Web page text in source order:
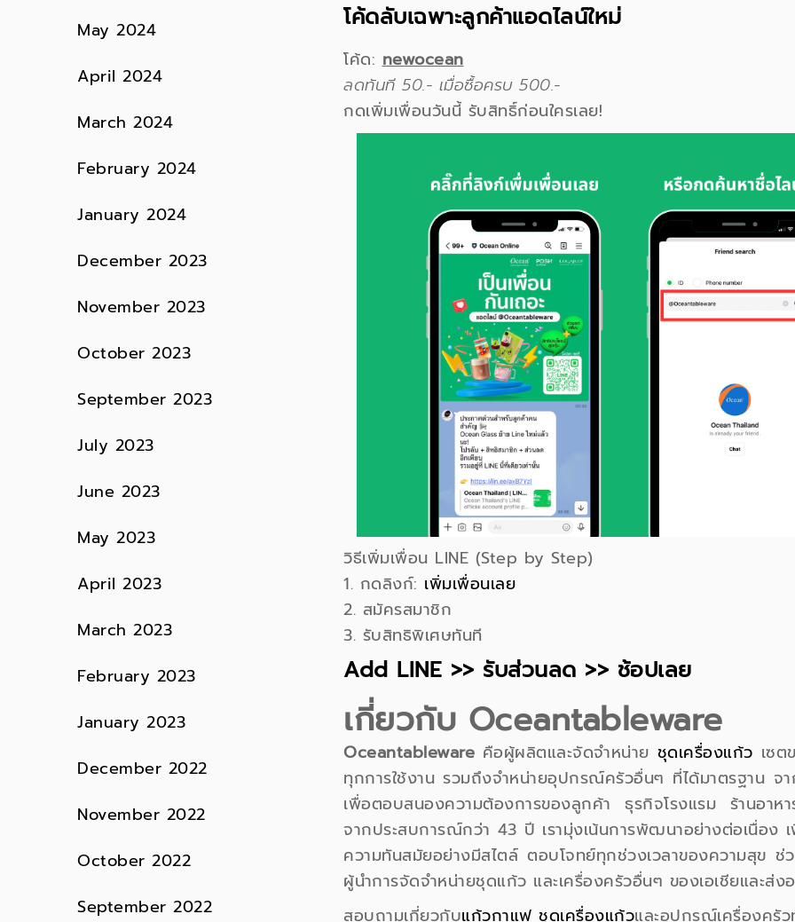
โค้ดลับเฉพาะลูกค้าแอดไลน์ใหม่
โค้ด:newocean
ลดทันที 50.- เมื่อซื้อครบ 500.-
กดเพิ่มเพื่อนวันนี้ รับสิทธิ์ก่อนใครเลย!
วิธีเพิ่มเพื่อน LINE (Step by Step)
1. กดลิงก์: เพิ่มเพื่อนเลย
2. สมัครสมาชิก
3. รับสิทธิพิเศษทันที
Add LINE >> รับส่วนลด >> ช้อปเลย
เกี่ยวกับ Oceantableware
Oceantableware คือผู้ผลิตและจัดจำหน่าย ชุดเครื่องแก้ว เซ
ทุกการใช้งาน รวมถึงจำหน่ายอุปกรณ์ครัวอื่นๆ ที่ได้มาตรฐาน
เพื่อตอบสนองความต้องการของลูกค้า ธุรกิจโรงแรม ร้านอา
จากประสบการณ์กว่า 43 ปี เรามุ่งเน้นการพัฒนาอย่างต่อเนื่อง
ความทันสมัยอย่างมีสไตล์ ตอบโจทย์ทุกช่วงเวลาของความสุข ช่
ผู้นำการจัดจำหน่ายชุดแก้ว และเครื่องครัวอื่นๆ ของเอเชียและส่
สอบถามเกี่ยวกับแก้วกาแฟ ชุดเครื่องแก้วและอุปกรณ์เครื่องครั
May 2024
April 2024
March 2024
February 2024
January 2024
December 2023
November 2023
October 2023
September 2023
July 2023
June 2023
May 2023
April 2023
March 2023
February 2023
January 2023
December 2022
November 2022
October 2022
September 2022